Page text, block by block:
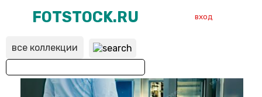
FOTSTOCK.RU
ВХОД
РЕГИСТРАЦИЯ
вход
все коллекции